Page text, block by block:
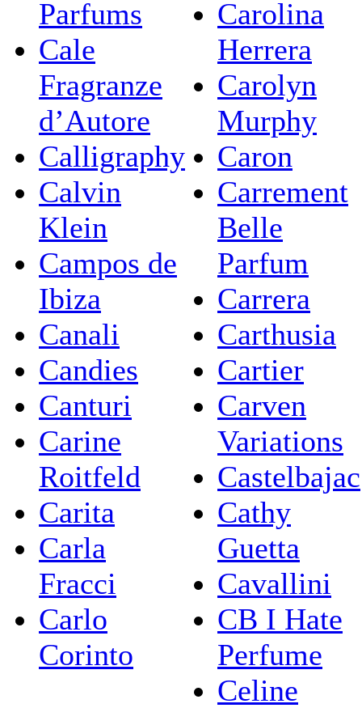
Parfums
Cale
Fragranze
d’Autore
Calligraphy
Calvin
Klein
Campos de
Ibiza
Canali
Candies
Canturi
Carine
Roitfeld
Carita
Carla
Fracci
Carlo
Corinto
Carolina
Herrera
Carolyn
Murphy
Caron
Carrement
Belle
Parfum
Carrera
Carthusia
Cartier
Carven
Variations
Castelbajac
Cathy
Guetta
Cavallini
CB I Hate
Perfume
Celine